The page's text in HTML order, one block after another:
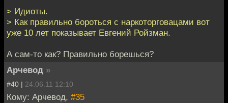
> Идиоты.
> Как правильно бороться с наркоторговацами вот
уже 10 лет показывает Евгений Ройзман.
А сам-то как? Правильно борешься?
Арчевод »
#40 | 24.06.11 12:10
Кому: Арчевод, #35